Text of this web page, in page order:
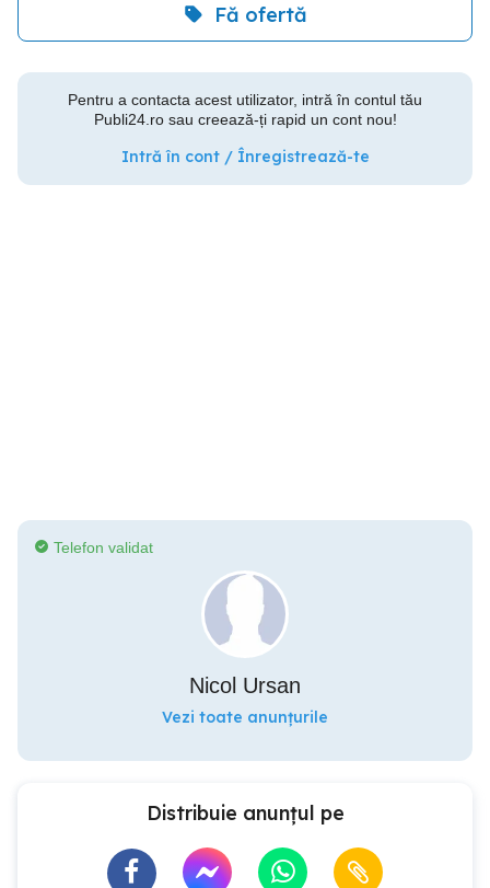
Fă ofertă
Pentru a contacta acest utilizator, intră în contul tău
Publi24.ro sau creează-ți rapid un cont nou!
Intră în cont / Înregistrează-te
Telefon validat
Nicol Ursan
Vezi toate anunțurile
Distribuie anunțul pe